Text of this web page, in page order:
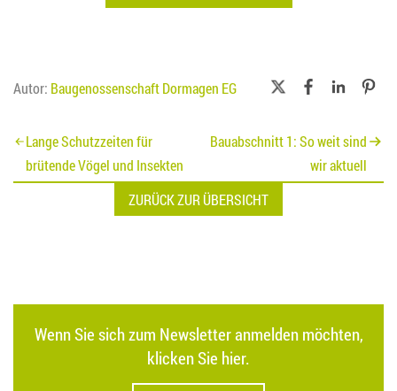
Autor: Baugenossenschaft Dormagen EG
BeitragsnavigationBauabschnitt 1: So weit sind
wir aktuell
Lange Schutzzeiten für
brütende Vögel und Insekten
ZURÜCK ZUR ÜBERSICHT
Wenn Sie sich zum Newsletter anmelden möchten,
klicken Sie hier.